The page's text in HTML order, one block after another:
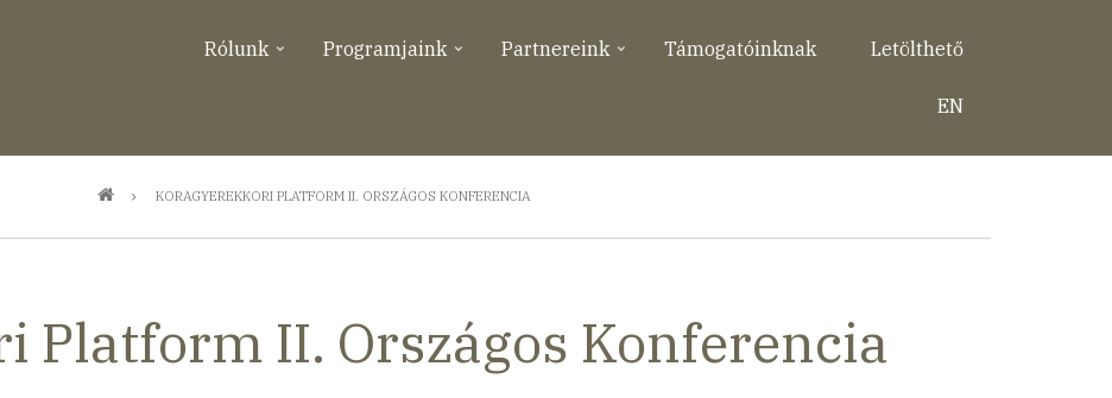
Rólunk Programjaink Partnereink Támogatóinknak Letölthető
EN
KORAGYEREKKORI PLATFORM II. ORSZÁGOS KONFERENCIA
Platform II. Országos Konferencia